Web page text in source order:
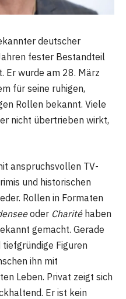
deutscher
fester Bestandteil
Er wurde am 28. März
für seine ruhigen,
Rollen bekannt. Viele
nicht übertrieben wirkt,
anspruchsvollen TV-
und historischen
Rollen in Formaten
oder Charitéhaben
gemacht. Gerade
Figuren
ihn mit
Leben. Privat zeigt sich
Er ist kein